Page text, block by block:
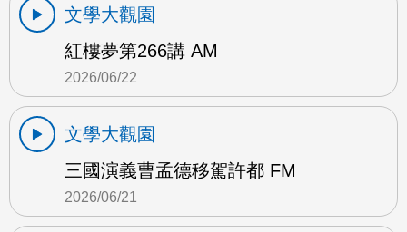
文學大觀園
紅樓夢第266講 AM
2026/06/22
文學大觀園
三國演義曹孟德移駕許都 FM
2026/06/21